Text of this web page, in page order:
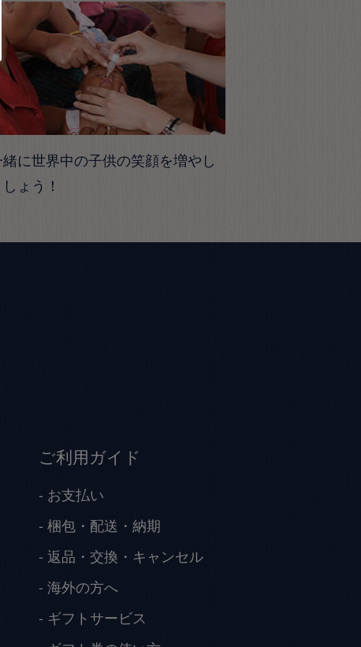
緒に世界中の子供の笑顔を増やし
しょう！
ご利用ガイド
お支払い
梱包・配送・納期
返品・交換・キャンセル
海外の方へ
ギフトサービス